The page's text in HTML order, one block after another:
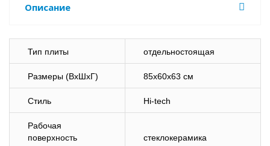
Описание
Тип плиты отдельностоящая
Размеры (ВхШхГ) 85x60x63 см
Стиль Hi-tech
Рабочая
поверхность
стеклокерамика